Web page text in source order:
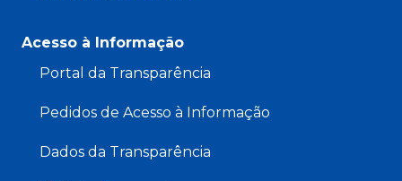
Acesso à Informação
Portal da Transparência
Pedidos de Acesso à Informação
Dados da Transparência